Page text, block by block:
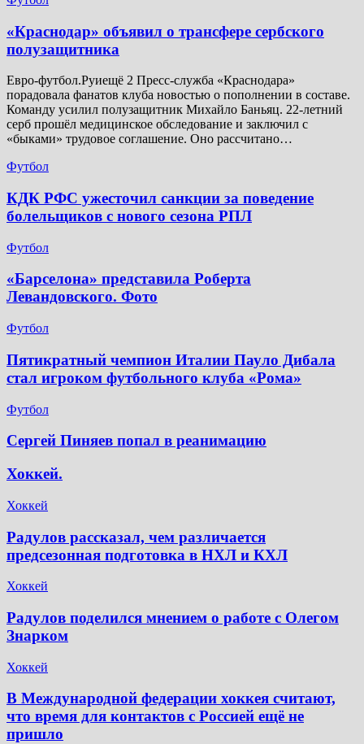
​«Краснодар» объявил о трансфере сербского
полузащитника
Евро-футбол.Руиещё 2 Пресс-служба «Краснодара»
порадовала фанатов клуба новостью о пополнении в составе.
Команду усилил полузащитник Михайло Баньяц. 22-летний
серб прошёл медицинское обследование и заключил с
«быками» трудовое соглашение. Оно рассчитано…
Футбол
КДК РФС ужесточил санкции за поведение
болельщиков с нового сезона РПЛ
Футбол
«Барселона» представила Роберта
Левандовского. Фото
Футбол
Пятикратный чемпион Италии Пауло Дибала
стал игроком футбольного клуба «Рома»
Футбол
Сергей Пиняев попал в реанимацию
Хоккей.
Хоккей
Радулов рассказал, чем различается
предсезонная подготовка в НХЛ и КХЛ
Хоккей
Радулов поделился мнением о работе с Олегом
Знарком
Хоккей
В Международной федерации хоккея считают,
что время для контактов с Россией ещё не
пришло